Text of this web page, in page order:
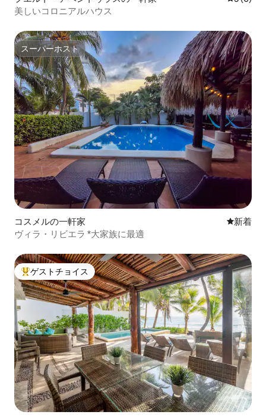
美しいコロニアルハウス
スーパーホスト
スーパーホスト
コスメルの一軒家 新しい宿
新着
ヴィラ・リビエラ *大家族に最適
大好評のゲストチョイスです。
ゲストチョイス